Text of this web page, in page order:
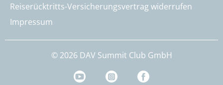
Reiserücktritts-Versicherungsvertrag widerrufen
Impressum
© 2026 DAV Summit Club GmbH